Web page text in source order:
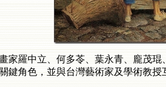
家羅中立、何多苓、葉永青、龐茂
鍵角色，並與台灣藝術家及學術教授